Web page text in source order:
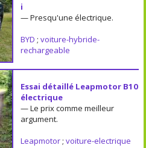
i
— Presqu'une électrique.
BYD ; voiture-hybride-
rechargeable
Essai détaillé Leapmotor B10
électrique
— Le prix comme meilleur
argument.
Leapmotor; voiture-electrique